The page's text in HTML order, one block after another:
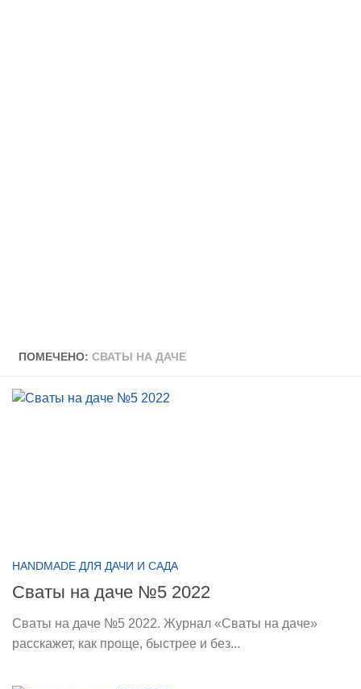
ПОМЕЧЕНО: СВАТЫ НА ДАЧЕ
HANDMADE ДЛЯ ДАЧИ И САДА
Сваты на даче №5 2022
Сваты на даче №5 2022. Журнал «Сваты на даче»
расскажет, как проще, быстрее и без...